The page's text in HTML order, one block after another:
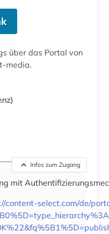
über das Portal von
media.
Infos zum Zugang
mit
content-select.com/de/